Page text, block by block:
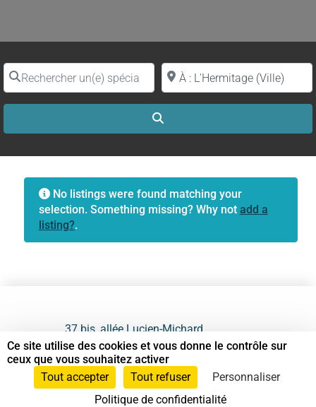
Rechercher un(e) spécialiste par nomProche de (ville ou région)
No listings were found matching your
selection. Something missing? Why not add a
listing?.
37 bis, allée Lucien-Michard
93190 Livry-Gargan
06 61 87 28 09
Ce site utilise des cookies et vous donne le contrôle sur
ceux que vous souhaitez activer
Tout accepter
Tout refuser
Personnaliser
Politique de confidentialité